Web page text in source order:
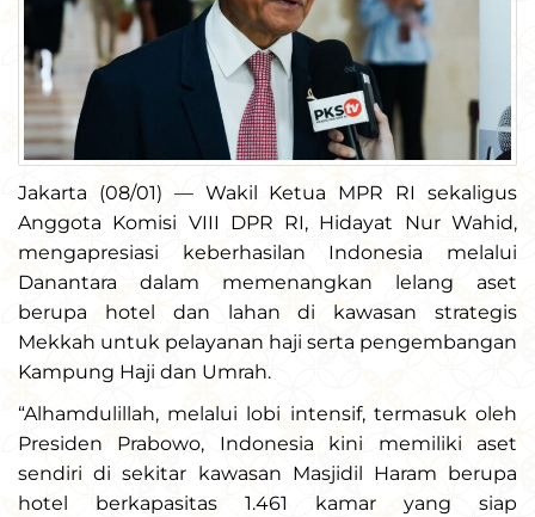
Jakarta (08/01) — Wakil Ketua MPR RI sekaligus
Anggota Komisi VIII DPR RI, Hidayat Nur Wahid,
mengapresiasi keberhasilan Indonesia melalui
Danantara dalam memenangkan lelang aset
berupa hotel dan lahan di kawasan strategis
Mekkah untuk pelayanan haji serta pengembangan
Kampung Haji dan Umrah.
“Alhamdulillah, melalui lobi intensif, termasuk oleh
Presiden Prabowo, Indonesia kini memiliki aset
sendiri di sekitar kawasan Masjidil Haram berupa
hotel berkapasitas 1.461 kamar yang siap